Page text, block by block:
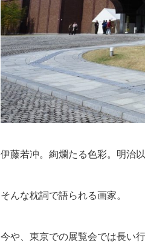
伊藤若冲。絢爛たる色彩。明治
そんな枕詞で語られる画家。
今や、東京での展覧会では長い